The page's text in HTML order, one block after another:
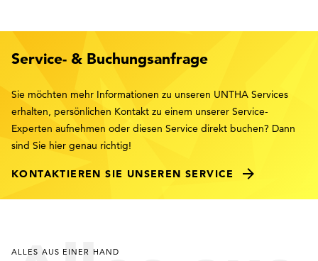
Service- & Buchungsanfrage
Sie möchten mehr Informationen zu unseren UNTHA Services
erhalten, persönlichen Kontakt zu einem unserer Service-
Experten aufnehmen oder diesen Service direkt buchen? Dann
sind Sie hier genau richtig!
KONTAKTIEREN SIE UNSEREN SERVICE
ALLES AUS EINER HAND